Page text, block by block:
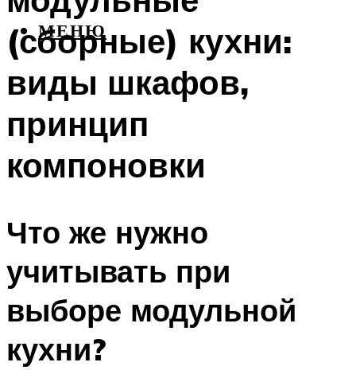
МЕНЮ
(сборные) кухни:
виды шкафов,
принцип
компоновки
Что же нужно
учитывать при
выборе модульной
кухни?